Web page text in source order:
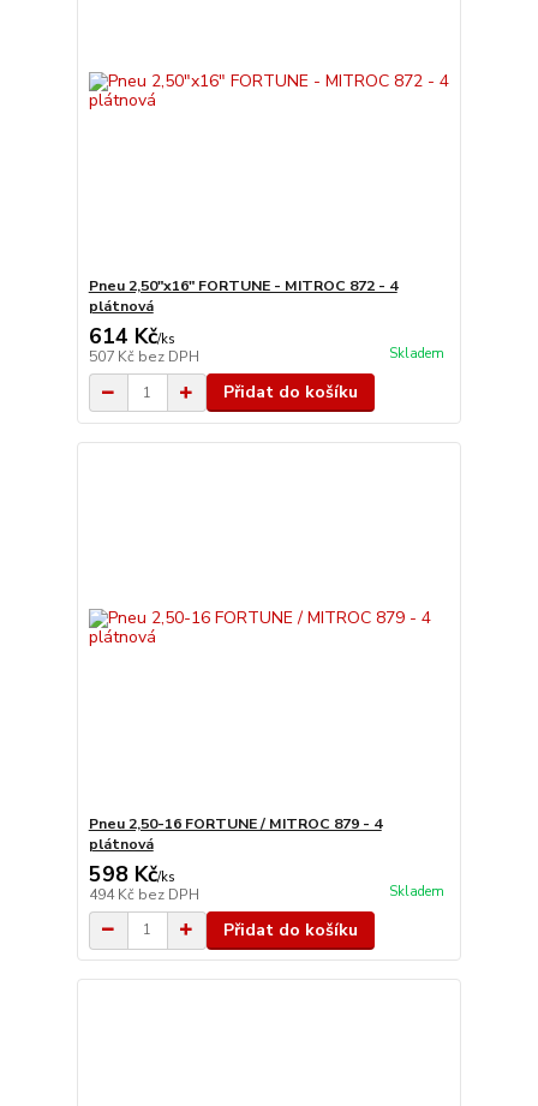
Pneu 2,50"x16" FORTUNE - MITROC 872 - 4
plátnová
614 Kč/ks
507 Kč bez DPH Skladem
Přidat do košíku
Pneu 2,50-16 FORTUNE / MITROC 879 - 4
plátnová
598 Kč/ks
494 Kč bez DPH Skladem
Přidat do košíku